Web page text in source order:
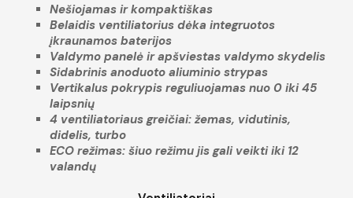
Nešiojamas ir kompaktiškas
Belaidis ventiliatorius dėka integruotos
įkraunamos baterijos
Valdymo panelė ir apšviestas valdymo skydelis
Sidabrinis anoduoto aliuminio strypas
Vertikalus pokrypis reguliuojamas nuo 0 iki 45
laipsnių
4 ventiliatoriaus greičiai: žemas, vidutinis,
didelis, turbo
ECO režimas: šiuo režimu jis gali veikti iki 12
valandų